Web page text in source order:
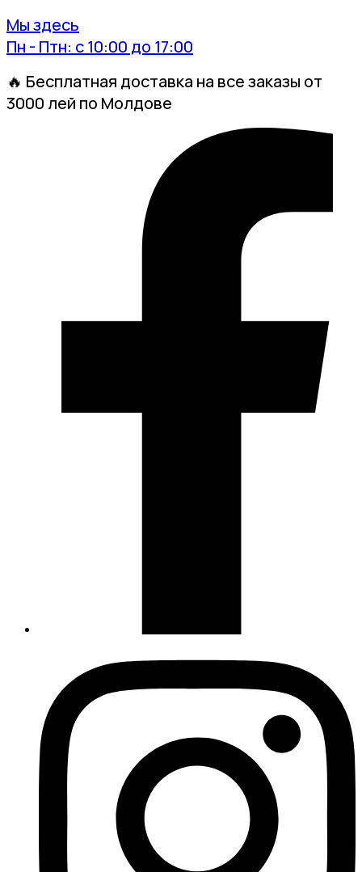
Мы здесь
Пн - Птн: с 10:00 до 17:00
🔥 Бесплатная доставка на все заказы от
3000 лей по Молдове